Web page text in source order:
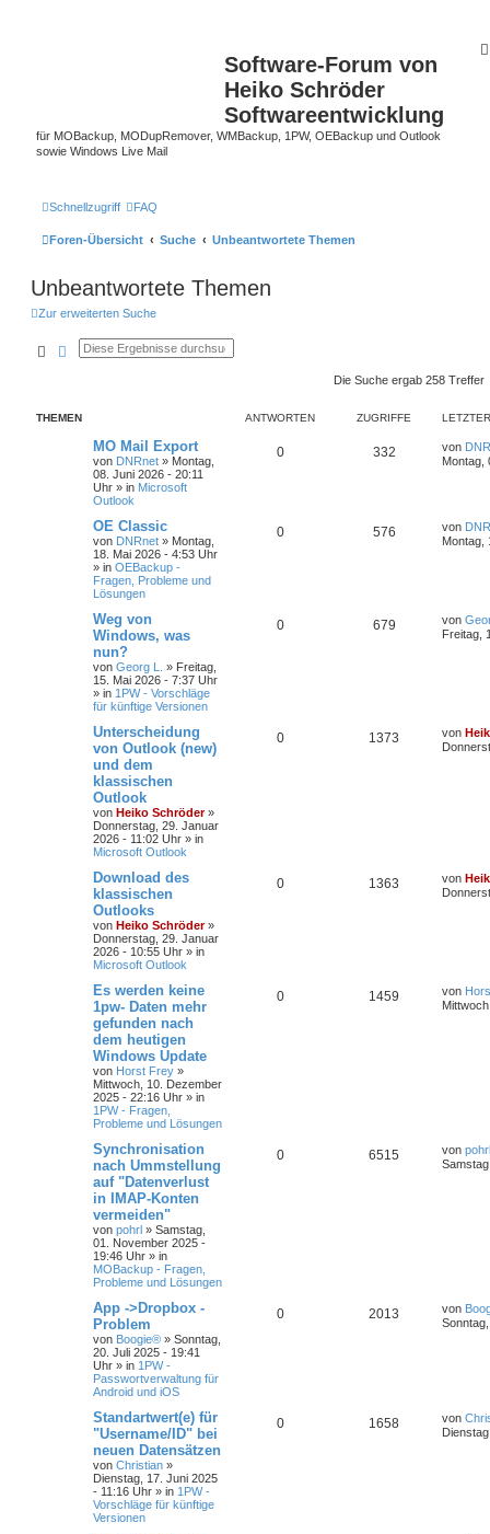
Software-Forum von
Heiko Schröder
Softwareentwicklung
für MOBackup, MODupRemover, WMBackup, 1PW, OEBackup und Outlook
sowie Windows Live Mail
Schnellzugriff FAQ
Foren-Übersicht Suche Unbeantwortete Themen
Unbeantwortete Themen
Zur erweiterten Suche
SucheErweiterte Suche
Die Suche ergab 258 Treffer
THEMEN ANTWORTEN ZUGRIFFE
MO Mail Export
von DNRnet » Montag,
08. Juni 2026 - 20:11
Uhr » in Microsoft
Outlook
0 332 von
Montag,
OE Classic
von DNRnet » Montag,
18. Mai 2026 - 4:53 Uhr
» in OEBackup -
Fragen, Probleme und
Lösungen
0 576 von
Montag,
Weg von
Windows, was
nun?
von Georg L. » Freitag,
15. Mai 2026 - 7:37 Uhr
» in 1PW - Vorschläge
für künftige Versionen
0 679 von
Freitag,
Unterscheidung
von Outlook (new)
und dem
klassischen
Outlook
von Heiko Schröder»
Donnerstag, 29. Januar
2026 - 11:02 Uhr » in
Microsoft Outlook
0 1373 von
Download des
klassischen
Outlooks
von Heiko Schröder»
Donnerstag, 29. Januar
2026 - 10:55 Uhr » in
Microsoft Outlook
0 1363 von
Es werden keine
1pw- Daten mehr
gefunden nach
dem heutigen
Windows Update
von Horst Frey »
Mittwoch, 10. Dezember
2025 - 22:16 Uhr » in
1PW - Fragen,
Probleme und Lösungen
0 1459 von
Synchronisation
nach Ummstellung
auf "Datenverlust
in IMAP-Konten
vermeiden"
von pohrl » Samstag,
01. November 2025 -
19:46 Uhr » in
MOBackup - Fragen,
Probleme und Lösungen
0 6515 von pohrl
App ->Dropbox -
Problem
von Boogie® » Sonntag,
20. Juli 2025 - 19:41
Uhr » in 1PW -
Passwortverwaltung für
Android und iOS
0 2013 von
Standartwert(e) für
"Username/ID" bei
neuen Datensätzen
von Christian »
Dienstag, 17. Juni 2025
- 11:16 Uhr » in 1PW -
Vorschläge für künftige
Versionen
0 1658 von